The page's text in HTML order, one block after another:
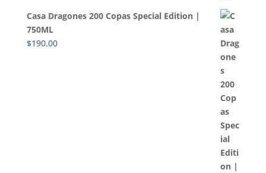
Casa Dragones 200 Copas Special Edition |
750ML
$190.00